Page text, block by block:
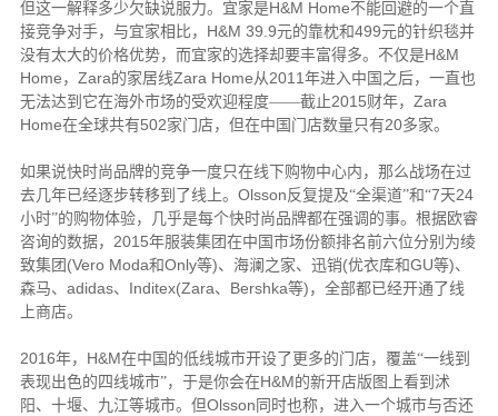
但这一解释多少欠缺说服力。宜家是H&M Home不能回避的一个直
接竞争对手，与宜家相比， H&M 39.9元的靠枕和499元的针织毯并
没有太大的价格优势，而宜家的选择却要丰富得多。不仅是H&M
Home ， Zara的家居线Zara Home从2011 年进入中国之后，一直也
无法达到它在海外市场的受欢迎程度——截止2015财年， Zara
Home在全球共有502家门店，但在中国门店数量只有20多家。
如果说快时尚品牌的竞争一度只在线下购物中心内，那么战场在过
去几年已经逐步转移到了线上。 Olsson反复提及“全渠道”和“7天24
小时”的购物体验，几乎是每个快时尚品牌都在强调的事。根据欧睿
咨询的数据， 2015年服装集团在中国市场份额排名前六位分别为绫
致集团 (Vero Moda和Only等)、海澜之家、迅销(优衣库和GU等)、
森马、 adidas、 Inditex(Zara、 Bershka等) ，全部都已经开通了线
上商店。
2016年， H&M在中国的低线城市开设了更多的门店，覆盖“一线到
表现出色的四线城市”，于是你会在H&M的新开店版图上看到沭
阳、十堰、九江等城市。但Olsson 同时也称，进入一个城市与否还